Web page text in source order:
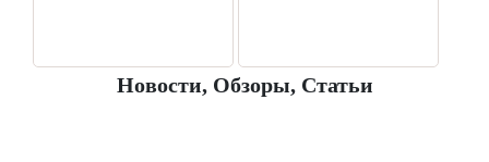
Новости, Обзоры, Статьи